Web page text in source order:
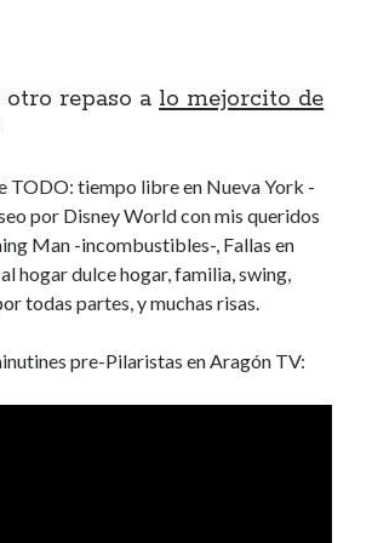
otro repaso alo mejorcito de
TODO: tiempo libre en Nueva York -
por Disney World con mis queridos
Man -incombustibles-, Fallas en
hogar dulce hogar, familia, swing,
todas partes, y muchas risas.
pre-Pilaristas en Aragón TV: